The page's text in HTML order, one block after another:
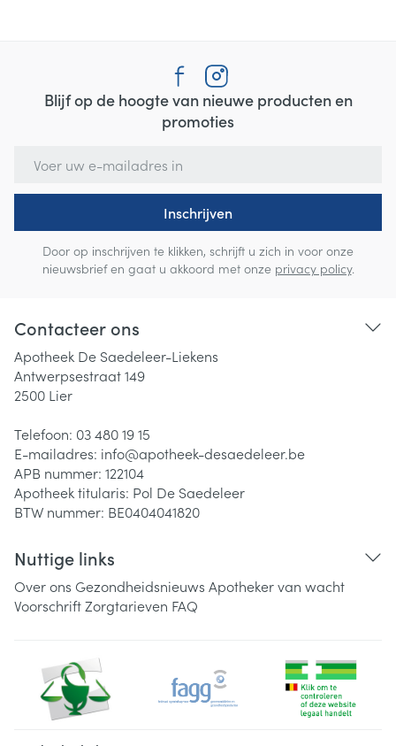
Blijf op de hoogte van nieuwe producten en
promoties
Inschrijven
Door op inschrijven te klikken, schrijft u zich in voor onze
nieuwsbrief en gaat u akkoord met onze privacy policy.
Contacteer ons
Apotheek De Saedeleer-Liekens
Antwerpsestraat 149
2500 Lier
Telefoon: 03 480 19 15
E-mailadres: info@apotheek-desaedeleer.be
APB nummer: 122104
Apotheek titularis: Pol De Saedeleer
BTW nummer: BE0404041820
Nuttige links
Over ons Gezondheidsnieuws Apotheker van wacht
VoorschriftZorgtarieven FAQ